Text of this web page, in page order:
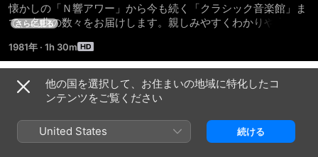
懐かしの「Ｎ響アワー」から今も続く「クラシック音楽館」ま
で、名曲の数々をお届けします。親しみやすくわかりやすい解
みください。(C)NHK
さらに見る
1981年 · 1h 30m
Episodes
他の国を選択して、お住まいの地域に特化したコ
ンテンツをご覧ください
United States 続ける